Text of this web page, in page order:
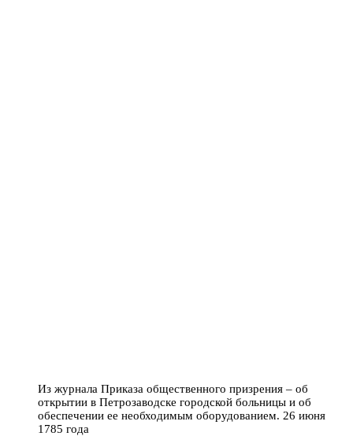
Из журнала Приказа общественного призрения – об
открытии в Петрозаводске городской больницы и об
обеспечении ее необходимым оборудованием. 26 июня
1785 года